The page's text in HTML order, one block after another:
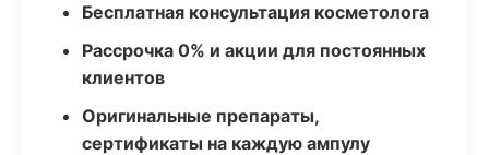
Бесплатная консультация косметолога
Рассрочка 0% и акции для постоянных
клиентов
Оригинальные препараты,
сертификаты на каждую ампулу